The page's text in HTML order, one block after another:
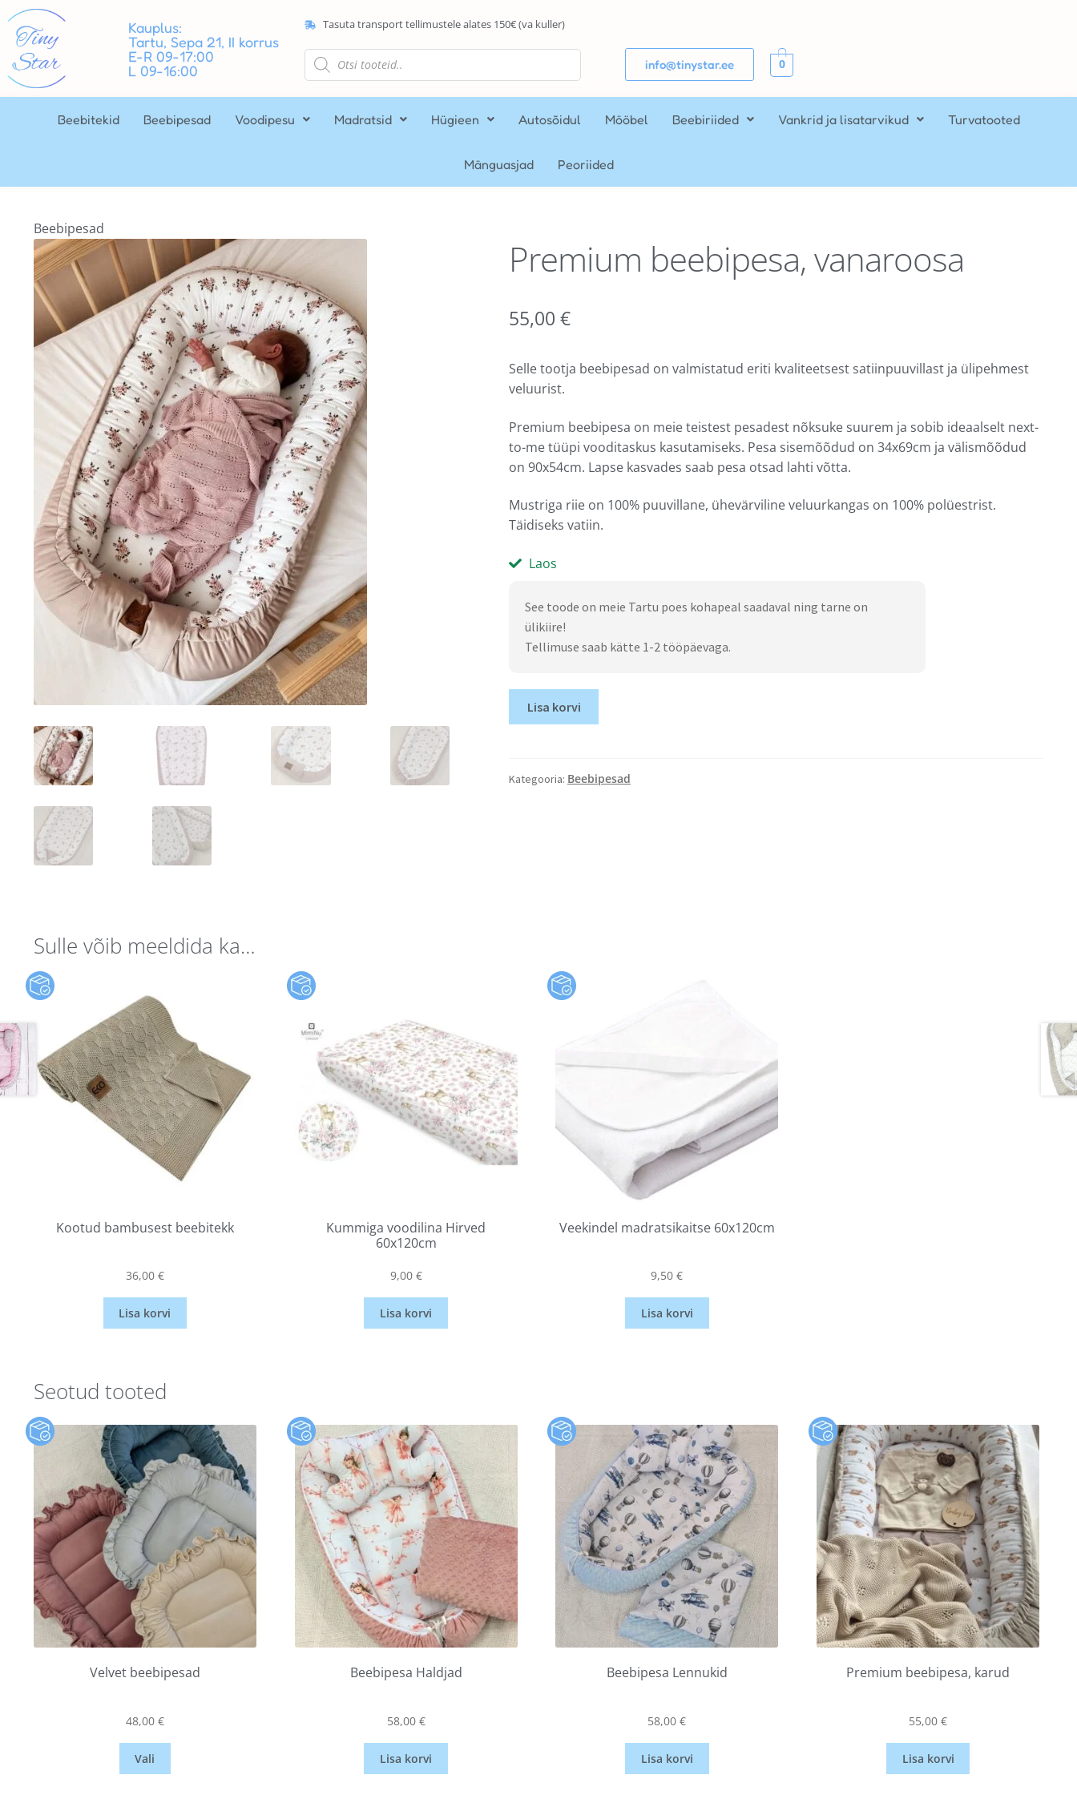
Kauplus:
Tartu, Sepa 21, II korrus
E-R 09-17:00
L 09-16:00
Tasuta transport tellimustele alates 150€ (va kuller)
info@tinystar.ee 0
Beebitekid Beebipesad Voodipesu Madratsid Hügieen Autosõidul Mööbel Beebiriided Vankrid ja lisatarvikud Turvatooted
Mänguasjad Peoriided
Beebipesad
Premium beebipesa, vanaroosa
55,00 €
Selle tootja beebipesad on valmistatud eriti kvaliteetsest satiinpuuvillast ja ülipehmest
veluurist.
Premium beebipesa on meie teistest pesadest nõksuke suurem ja sobib ideaalselt next-
to-me tüüpi vooditaskus kasutamiseks. Pesa sisemõõdud on 34x69cm ja välismõõdud
on 90x54cm. Lapse kasvades saab pesa otsad lahti võtta.
Mustriga riie on 100% puuvillane, ühevärviline veluurkangas on 100% polüestrist.
Täidiseks vatiin.
Laos
See toode on meie Tartu poes kohapeal saadaval ning tarne on
ülikiire!
Tellimuse saab kätte 1-2 tööpäevaga.
Lisa korvi
Kategooria: Beebipesad
Sulle võib meeldida ka…
Kootud bambusest beebitekk
36,00 €
Lisa korvi
Kummiga voodilina Hirved
60x120cm
9,00 €
Lisa korvi
Veekindel madratsikaitse 60x120cm
9,50€
Lisa korvi
Seotud tooted
Velvet beebipesad
48,00 €
Vali
Beebipesa Haldjad
58,00 €
Lisa korvi
Beebipesa Lennukid
58,00€
Lisa korvi
Premium beebipesa, karud
55,00€
Lisa korvi